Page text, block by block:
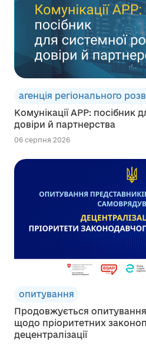
агенція регіонального
Комунікації АРР: посібник
довіри й партнерства
06 серпня 2026
опитування
Продовжується
щодо пріоритетних
децентралізації